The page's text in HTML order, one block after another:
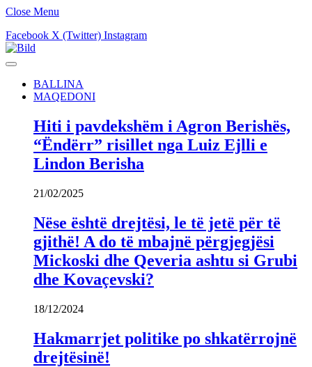
Close Menu
Facebook X (Twitter) Instagram
BALLINA
MAQEDONI
Hiti i pavdekshëm i Agron Berishës,
“Ëndërr” risillet nga Luiz Ejlli e
Lindon Berisha
21/02/2025
Nëse është drejtësi, le të jetë për të
gjithë! A do të mbajnë përgjegjësi
Mickoski dhe Qeveria ashtu si Grubi
dhe Kovaçevski?
18/12/2024
Hakmarrjet politike po shkatërrojnë
drejtësinë!